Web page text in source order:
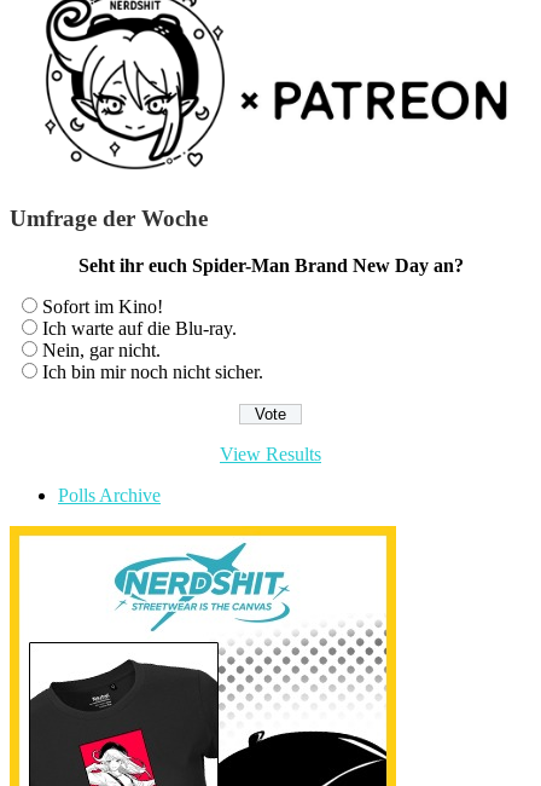
Umfrage der Woche
Seht ihr euch Spider-Man Brand New Day an?
Sofort im Kino!
Ich warte auf die Blu-ray.
Nein, gar nicht.
Ich bin mir noch nicht sicher.
View Results
Polls Archive